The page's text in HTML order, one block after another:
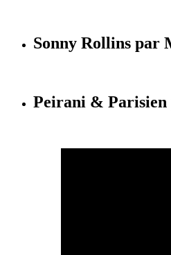
Sonny Rollins par
Peirani &